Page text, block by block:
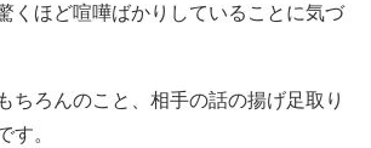
くほど喧嘩ばかりしていることに気づ
ちろんのこと、相手の話の揚げ足取り
す。